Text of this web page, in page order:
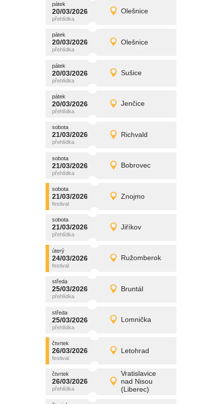
pátek
20/03/2026 Olešnice
pátek
20/03/2026 Detail
promítání
pátek
20/03/2026 Olešnice
pátek
20/03/2026 Detail
promítání
pátek
20/03/2026 Sušice
pátek
20/03/2026 Detail
promítání
pátek
20/03/2026 Jenčice
pátek
20/03/2026 Detail
promítání
sobota
21/03/2026 Richvald
sobota
21/03/2026 Detail
promítání
sobota
21/03/2026 Bobrovec
sobota
21/03/2026 Detail
promítání
sobota
21/03/2026 Znojmo
sobota
21/03/2026 Detail
promítání
sobota
21/03/2026 Jiříkov
sobota
21/03/2026 Detail
promítání
úterý
24/03/2026 Ružomberok
úterý
24/03/2026 Detail
promítání
středa
25/03/2026 Bruntál
středa
25/03/2026 Detail
promítání
středa
25/03/2026 Lomnička
středa
25/03/2026 Detail
promítání
čtvrtek
26/03/2026 Letohrad
čtvrtek
26/03/2026 Detail
promítání
čtvrtek
26/03/2026
Vratislavice
nad Nisou
(Liberec)
čtvrtek
26/03/2026 Detail
promítání